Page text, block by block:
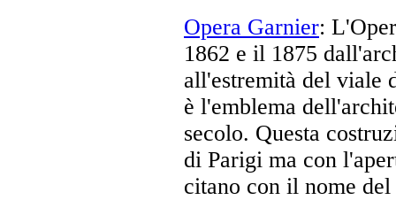
Opera Garnier:
1862 e il 1875
all'estremità del viale
è l'emblema
secolo. Questa
di Parigi ma con
citano con il nome